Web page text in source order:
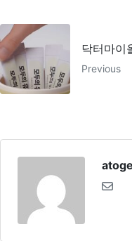
닥터마이
Previous